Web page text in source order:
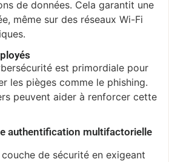
de données. Cela garantit une
même sur des réseaux Wi-Fi
est primordiale pour
les pièges comme le phishing.
peuvent aider à renforcer cette
authentification multifactorielle
de sécurité en exigeant